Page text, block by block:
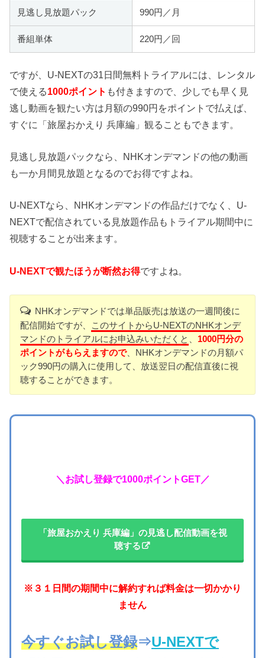
見逃し見放題パック 990円／月
番組単体 220円／回
ですが、U-NEXTの31日間無料トライアルには、レンタル
で使える1000ポイント も付きますので、少しでも早く見
逃し動画を観たい方は月額の990円をポイントで払えば、
すぐに「旅屋おかえり 兵庫編」観ることもできます。
見逃し見放題パックなら、NHKオンデマンドの他の動画
も一か月間見放題となるのでお得ですよね。
U-NEXTなら、NHKオンデマンドの作品だけでなく、U-
NEXTで配信されている見放題作品もトライアル期間中に
視聴することが出来ます。
U-NEXTで観たほうが断然お得ですよね。
NHKオンデマンドでは単品販売は放送の一週間後に
配信開始ですが、
このサイトからU-NEXTのNHKオンデ
マンドのトライアルにお申込みいただくと
1000円分の
ポイントがもらえますので、NHKオンデマンドの月額パ
ック990円の購入に使用して、放送翌日の配信直後に視
聴することができます。
＼お試し登録で1000ポイントGET／
「旅屋おかえり 兵庫編」の見逃し配信動画を視
聴する
※３１日間の期間中に解約すれば料金は一切かかり
ません
今すぐお試し登録⇒U-NEXTで